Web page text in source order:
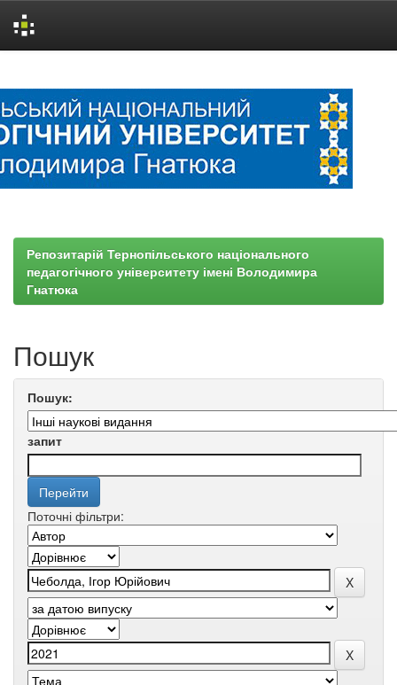
Репозитарій Тернопільського національного
педагогічного університету імені Володимира
Гнатюка
Пошук
Пошук:
запит
Поточні фільтри: